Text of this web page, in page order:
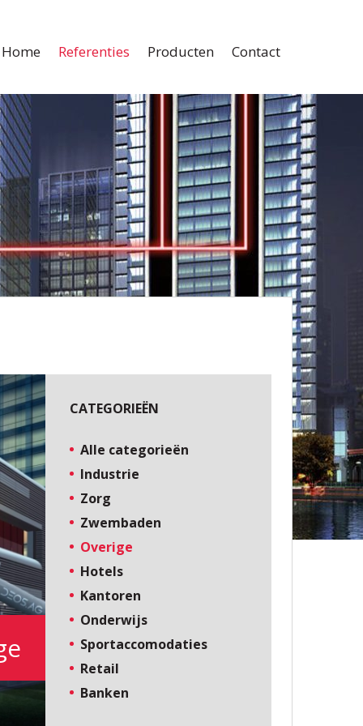
Home Referenties Producten Contact
CATEGORIEËN
Alle categorieën
Industrie
Zorg
Zwembaden
Overige
Hotels
Kantoren
Onderwijs
Sportaccomodaties
Retail
Banken